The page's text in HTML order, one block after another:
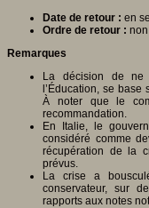
Date de retour : en
Ordre de retour :
Remarques
La décision de
l’Éducation, se base
À noter que le
recommandation.
En Italie, le
considéré comme
récupération de la
prévus.
La crise a
conservateur, sur
rapports aux notes